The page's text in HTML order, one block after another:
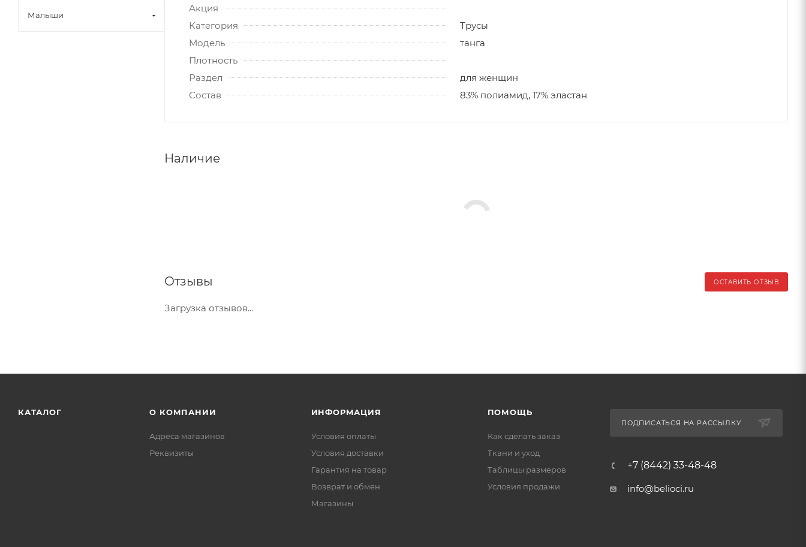
Акция
Категория
Трусы
Модель
танга
Плотность
Раздел
для женщин
Состав
83% полиамид, 17% эластан
Наличие
Отзывы ОСТАВИТЬ ОТЗЫВ
Загрузка отзывов...
Малыши
КАТАЛОГ О КОМПАНИИ
Адреса магазинов
Реквизиты
ИНФОРМАЦИЯ
Условия оплаты
Условия доставки
Гарантия на товар
Возврат и обмен
Магазины
ПОМОЩЬ
Как сделать заказ
Ткани и уход
Таблицы размеров
Условия продажи
ПОДПИСАТЬСЯ НА РАССЫЛКУ
+7 (8442) 33-48-48
info@belioci.ru